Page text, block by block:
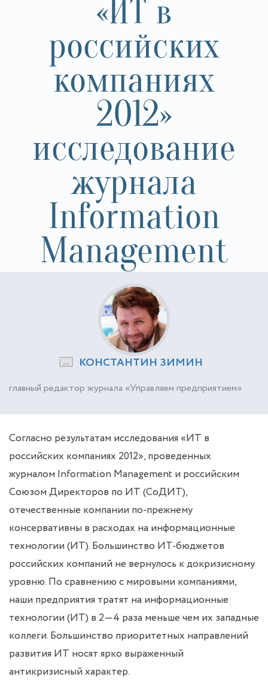
«ИТ в
российских
компаниях
2012»
исследование
журнала
Information
Management
КОНСТАНТИН ЗИМИН
главный редактор журнала «Управляем предприятием»
Согласно результатам исследования «ИТ в
российских компаниях 2012», проведенных
журналом Information Management и российским
Союзом Директоров по ИТ (СоДИТ),
отечественные компании по-прежнему
консервативны в расходах на информационные
технологии (ИТ). Большинство ИТ-бюджетов
российских компаний не вернулось к докризисному
уровню. По сравнению с мировыми компаниями,
наши предприятия тратят на информационные
технологии (ИТ) в 2—4 раза меньше чем их западные
коллеги. Большинство приоритетных направлений
развития ИТ носят ярко выраженный
антикризисный характер.